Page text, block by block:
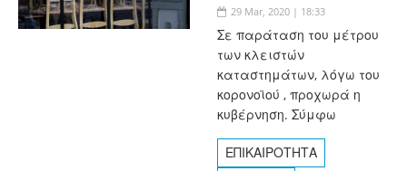
29 Mar, 2020 | 18:33
Σε παράταση του μέτρου
των κλειστών
καταστημάτων, λόγω του
κορονοϊού , προχωρά η
κυβέρνηση. Σύμφω
ΕΠΙΚΑΙΡΟΤΗΤΑ